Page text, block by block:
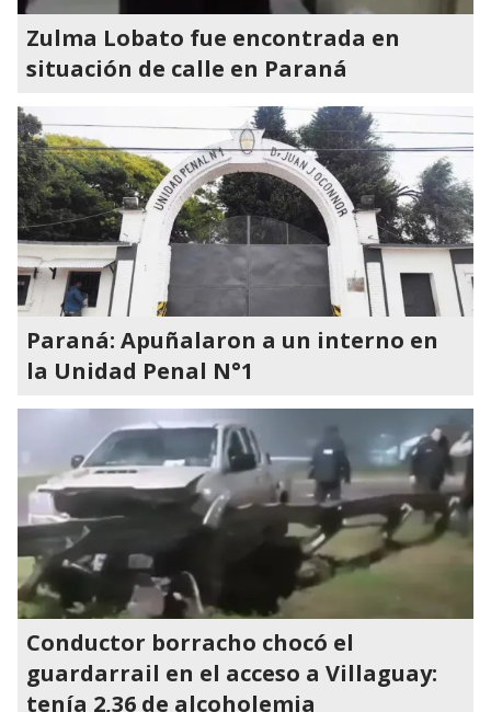
Zulma Lobato fue encontrada en
situación de calle en Paraná
Paraná: Apuñalaron a un interno en
la Unidad Penal N°1
Conductor borracho chocó el
guardarrail en el acceso a Villaguay:
tenía 2,36 de alcoholemia